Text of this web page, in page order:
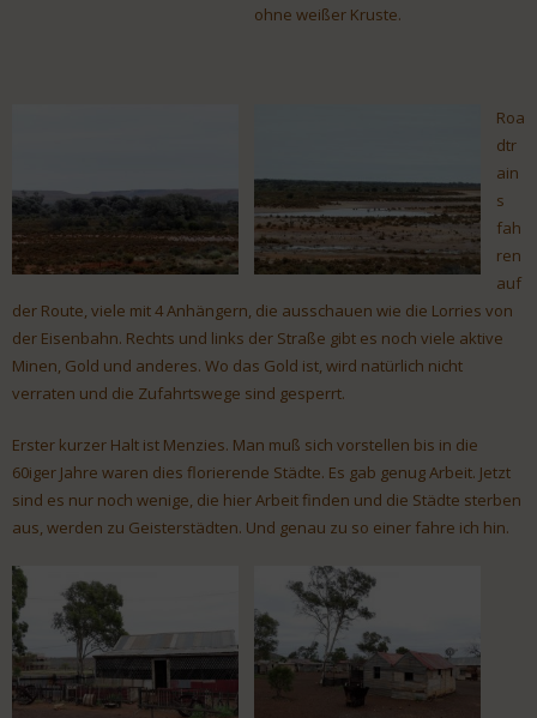
ohne weißer Kruste.
Roa
dtr
ain
s
fah
ren
auf
der Route, viele mit 4 Anhängern, die ausschauen wie die Lorries von
der Eisenbahn. Rechts und links der Straße gibt es noch viele aktive
Minen, Gold und anderes. Wo das Gold ist, wird natürlich nicht
verraten und die Zufahrtswege sind gesperrt.
Erster kurzer Halt ist Menzies. Man muß sich vorstellen bis in die
60iger Jahre waren dies florierende Städte. Es gab genug Arbeit. Jetzt
sind es nur noch wenige, die hier Arbeit finden und die Städte sterben
aus, werden zu Geisterstädten. Und genau zu so einer fahre ich hin.